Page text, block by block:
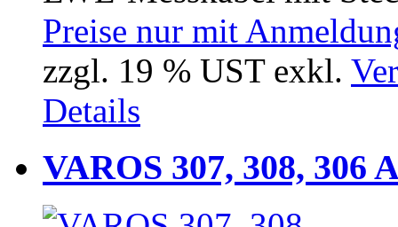
Preise nur mit
zzgl. 19 % UST exkl.
Details
VAROS 307, 308, 306